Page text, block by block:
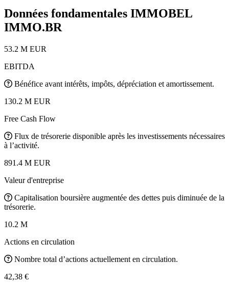
Données fondamentales IMMOBEL
IMMO.BR
53.2 M EUR
EBITDA
Bénéfice avant intérêts, impôts, dépréciation et amortissement.
130.2 M EUR
Free Cash Flow
Flux de trésorerie disponible après les investissements nécessaires
à l’activité.
891.4 M EUR
Valeur d'entreprise
Capitalisation boursière augmentée des dettes puis diminuée de la
trésorerie.
10.2 M
Actions en circulation
Nombre total d’actions actuellement en circulation.
42,38 €